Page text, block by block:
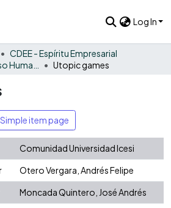
Log In
CDEE - Espíritu Empresarial
Utopic games
Simple item page
Comunidad Universidad Icesi
Otero Vergara, Andrés Felipe
Moncada Quintero, José Andrés